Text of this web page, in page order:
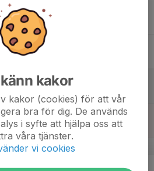
i ridhuset
v.34
kakor
kakor (cookies) för att vår
bra för dig. De används
i syfte att hjälpa oss att
våra tjänster.
vi cookies